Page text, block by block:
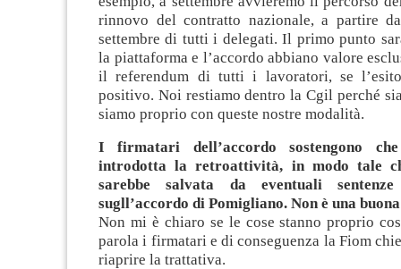
rinnovo del contratto nazionale, a partire
settembre di tutti i delegati. Il primo punto
la piattaforma e l’accordo abbiano valore
il referendum di tutti i lavoratori, se
positivo. Noi restiamo dentro la Cgil perché
siamo proprio con queste nostre modalità.
I firmatari dell’accordo sostengono
introdotta la retroattività, in modo tale
sarebbe salvata da eventuali
sugll’accordo di Pomigliano. Non è una
Non mi è chiaro se le cose stanno proprio
parola i firmatari e di conseguenza la Fiom
riaprire la trattativa.